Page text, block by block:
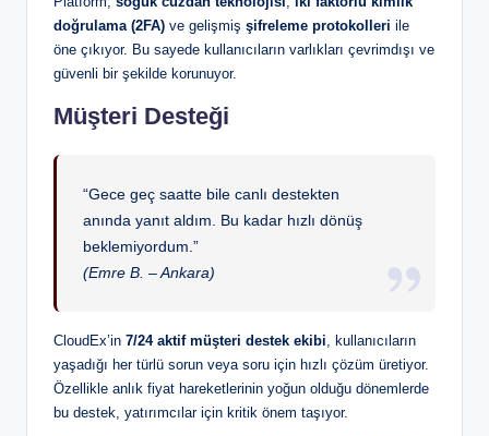
doğrulama (2FA) ve gelişmiş şifreleme protokolleri ile
öne çıkıyor. Bu sayede kullanıcıların varlıkları çevrimdışı ve
güvenli bir şekilde korunuyor.
Müşteri Desteği
“Gece geç saatte bile canlı destekten
anında yanıt aldım. Bu kadar hızlı dönüş
beklemiyordum.”
(Emre B. – Ankara)
CloudEx’in 7/24 aktif müşteri destek ekibi, kullanıcıların
yaşadığı her türlü sorun veya soru için hızlı çözüm üretiyor.
Özellikle anlık fiyat hareketlerinin yoğun olduğu dönemlerde
bu destek, yatırımcılar için kritik önem taşıyor.